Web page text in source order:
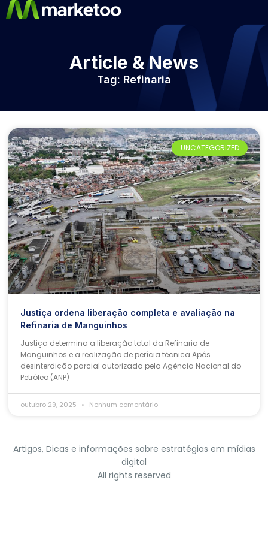
Article & News
Tag: Refinaria
UNCATEGORIZED
Justiça ordena liberação completa e avaliação na
Refinaria de Manguinhos
Justiça determina a liberação total da Refinaria de
Manguinhos e a realização de perícia técnica Após
desinterdição parcial autorizada pela Agência Nacional do
Petróleo (ANP)
outubro 29, 2025 Nenhum comentário
Artigos, Dicas e informações sobre estratégias em mídias
digital
All rights reserved